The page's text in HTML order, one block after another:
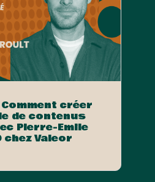
créer
de contenus
Pierre-Emile
chez Valeor